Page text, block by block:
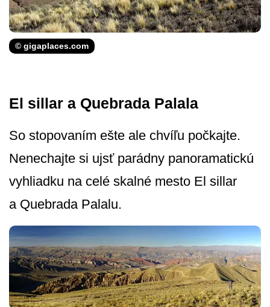
© gigaplaces.com
El sillar a Quebrada Palala
So stopovaním ešte ale chvíľu počkajte.
Nenechajte si ujsť parádny panoramatickú
vyhliadku na celé skalné mesto El sillar
a Quebrada Palalu.